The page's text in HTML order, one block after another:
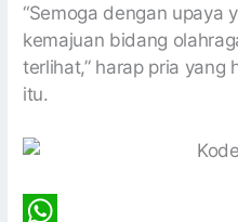
“Semoga dengan upaya
kemajuan bidang
terlihat,” harap pria yang
itu.